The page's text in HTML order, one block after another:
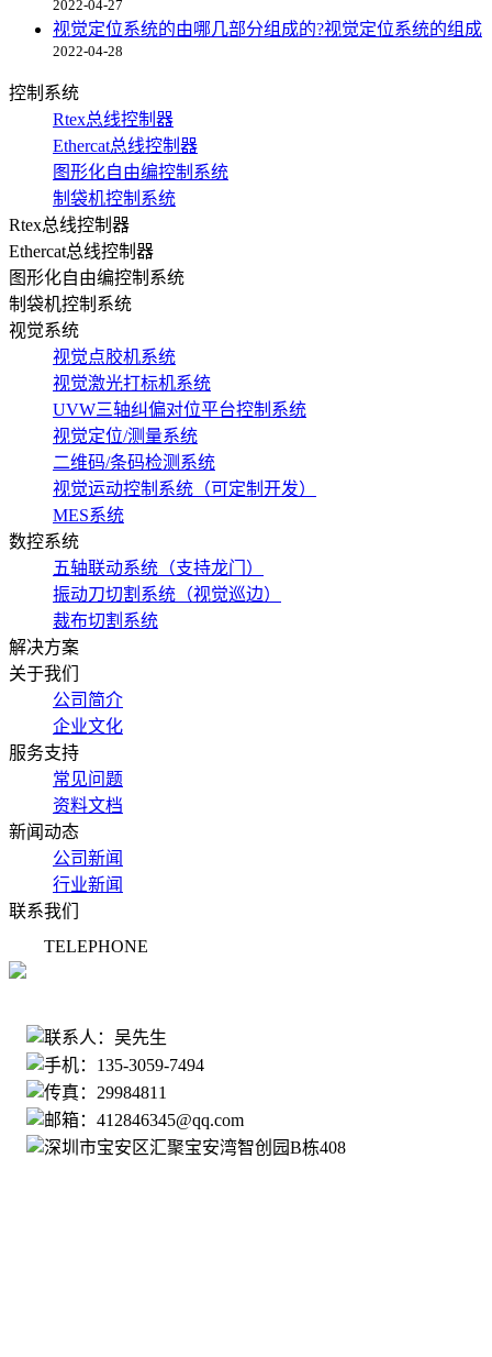
2022-04-27
视觉定位系统的由哪几部分组成的?视觉定位系统的组成
2022-04-28
控制系统
Rtex总线控制器
Ethercat总线控制器
图形化自由编控制系统
制袋机控制系统
Rtex总线控制器
Ethercat总线控制器
图形化自由编控制系统
制袋机控制系统
视觉系统
视觉点胶机系统
视觉激光打标机系统
UVW三轴纠偏对位平台控制系统
视觉定位/测量系统
二维码/条码检测系统
视觉运动控制系统（可定制开发）
MES系统
数控系统
五轴联动系统（支持龙门）
振动刀切割系统（视觉巡边）
裁布切割系统
解决方案
关于我们
公司简介
企业文化
服务支持
常见问题
资料文档
新闻动态
公司新闻
行业新闻
联系我们
TELEPHONE
联系人：吴先生
手机：135-3059-7494
传真：29984811
邮箱：412846345@qq.com
深圳市宝安区汇聚宝安湾智创园B栋408